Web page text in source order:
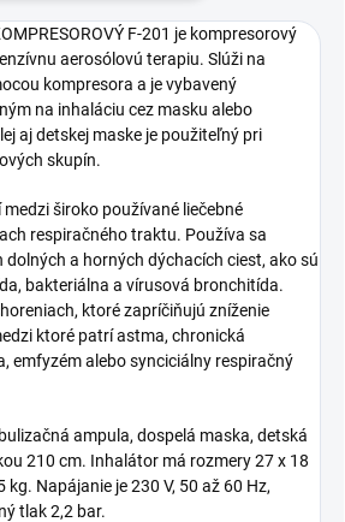
F-201 je kompresorový
aerosólovú terapiu. Slúži na
kompresora a je vybavený
na inhaláciu cez masku alebo
aj detskej maske je použiteľný pri
skupín.
široko používané liečebné
respiračného traktu. Používa sa
a horných dýchacích ciest, ako sú
bakteriálna a vírusová bronchitída.
ktoré zapríčiňujú zníženie
ktoré patrí astma, chronická
emfyzém alebo synciciálny respiračný
ampula, dospelá maska, detská
210 cm. Inhalátor má rozmery 27 x 18
Napájanie je 230 V, 50 až 60 Hz,
tlak 2,2 bar.